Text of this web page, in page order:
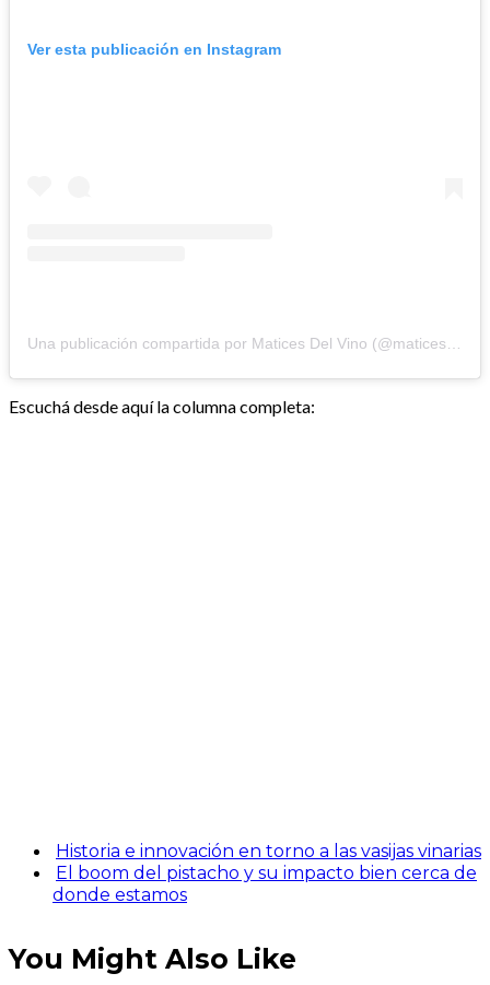
Ver esta publicación en Instagram
Una publicación compartida por Matices Del Vino (@maticesdelvino)
Escuchá desde aquí la columna completa:
Historia e innovación en torno a las vasijas vinarias
El boom del pistacho y su impacto bien cerca de
donde estamos
You Might Also Like